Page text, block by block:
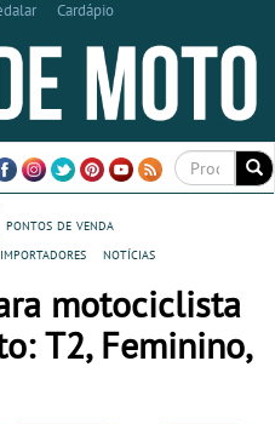
Cardápio
pontos de venda
importadores notícias
motociclista
T2, Feminino,